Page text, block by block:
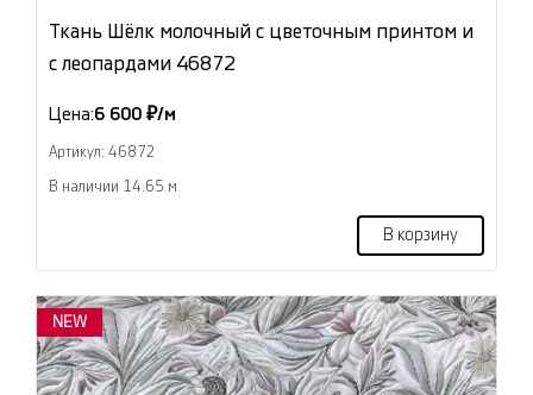
Ткань Шёлк молочный с цветочным принтом и
с леопардами 46872
Цена:6 600 ₽/м
Артикул: 46872
В наличии 14.65 м
В корзину
NEW